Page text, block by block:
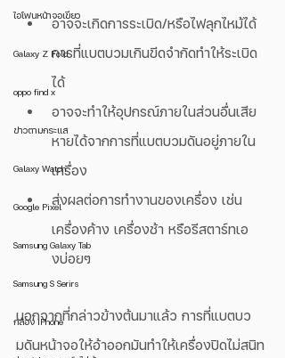
ไอโฟนหน้าจอเขียว
Galaxy Z Fold
oppo find x
ข่าวตามกระแส
Galaxy Watch
Google Pixel
Samsung Galaxy Tab
Samsung S Serirs
กล้อง iPhone
อาจจะเกิดการระเบิด/หรือไฟลุกไหม้ได้
การที่แบตบวมเกินขีดจำกัดทำให้ระเบิด
ได้
อาจจะทำให้อุปกรณ์ภายในส่วนอื่นเสีย
หายได้จากการที่แบตบวมดันอยู่ภายใน
เครื่อง
ส่งผลต่อการทำงานของเครื่อง เช่น
เครื่องค้าง เครื่องช้า หรือรีสตาร์ทเอ
งบ่อยๆ
นอกจากที่กล่าวข้างต้นมาแล้ว การที่แบตบว
มดันหน้าจอให้อ้าออกมันทำให้เครื่องปิดไม่สนิท